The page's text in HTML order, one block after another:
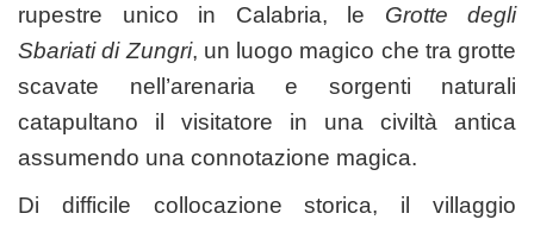
rupestre unico in Calabria, le Grotte degli
Sbariati di Zungri, un luogo magico che tra grotte
scavate nell’arenaria e sorgenti naturali
catapultano il visitatore in una civiltà antica
assumendo una connotazione magica.
Di difficile collocazione storica, il villaggio